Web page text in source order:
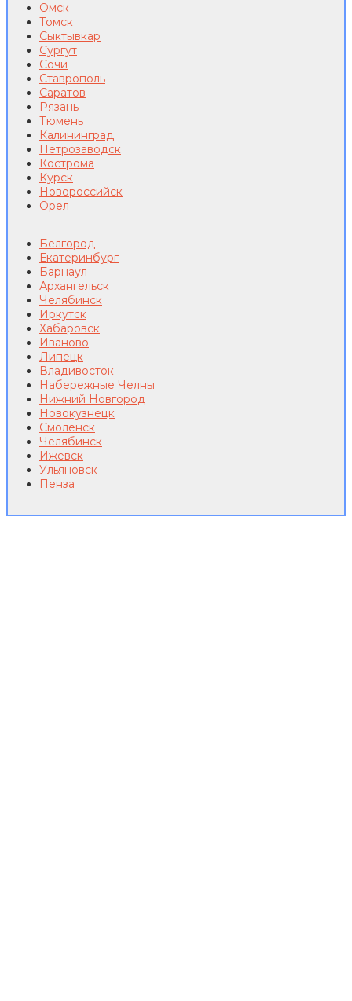
Омск
Томск
Сыктывкар
Сургут
Сочи
Ставрополь
Саратов
Рязань
Тюмень
Калининград
Петрозаводск
Кострома
Курск
Новороссийск
Орел
Белгород
Екатеринбург
Барнаул
Архангельск
Челябинск
Иркутск
Хабаровск
Иваново
Липецк
Владивосток
Набережные Челны
Нижний Новгород
Новокузнецк
Смоленск
Челябинск
Ижевск
Ульяновск
Пенза